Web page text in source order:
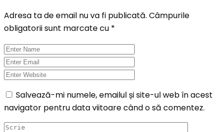
Adresa ta de email nu va fi publicată. Câmpurile
obligatorii sunt marcate cu *
Salvează-mi numele, emailul și site-ul web în acest
navigator pentru data viitoare când o să comentez.